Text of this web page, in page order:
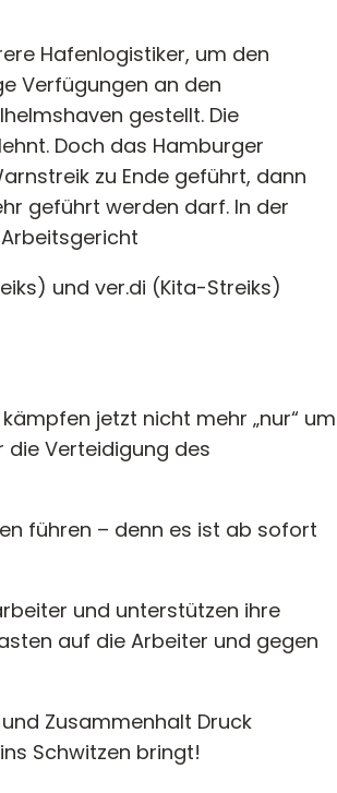
Hafenlogistiker, um den
Verfügungen an den
gestellt. Die
Doch das Hamburger
zu Ende geführt, dann
geführt werden darf. In der
und ver.di (Kita-Streiks)
jetzt nicht mehr „nur“ um
die Verteidigung des
führen – denn es ist ab sofort
und unterstützen ihre
auf die Arbeiter und gegen
Zusammenhalt Druck
Schwitzen bringt!